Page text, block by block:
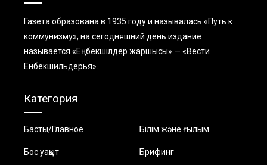
Газета образована в 1935 году и называлась «Путь к
коммунизму», на сегодняшний день издание
называется «Еңбекшiлдер жаршысы» — «Вести
Енбекшильдерья».
Категория
Басты/Главное Білім және ғылым
Бос уақыт Брифинг